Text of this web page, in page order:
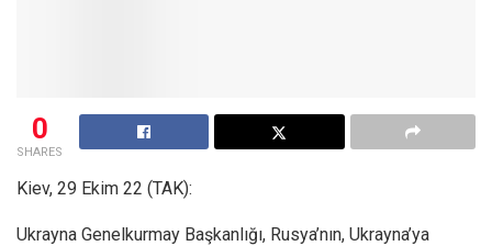
0
SHARES
Kiev, 29 Ekim 22 (TAK):
Ukrayna Genelkurmay Başkanlığı, Rusya’nın, Ukrayna’ya